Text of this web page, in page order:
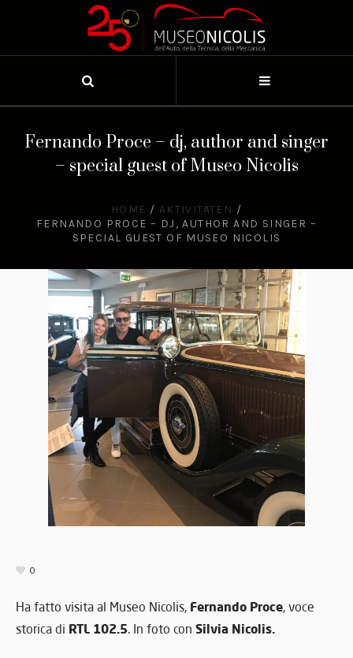
Fernando Proce – dj, author and singer
– special guest of Museo Nicolis
HOME / AKTIVITÄTEN /
FERNANDO PROCE – DJ, AUTHOR AND SINGER –
SPECIAL GUEST OF MUSEO NICOLIS
0
Ha fatto visita al Museo Nicolis, Fernando Proce, voce
storica di RTL 102.5. In foto con Silvia Nicolis.